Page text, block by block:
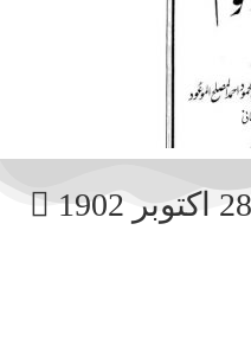
تریاق القلوب ۔ 28 اکتوبر 1902 ۔